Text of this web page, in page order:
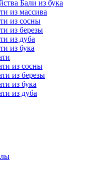
Бали из бука
из массива
из сосны
из березы
из дуба
из бука
из сосны
из березы
из бука
из дуба